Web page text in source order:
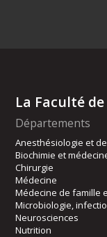
La Faculté
Départements
Anesthésiologie et
Biochimie et
Chirurgie
Médecine
Médecine de famille
Microbiologie,
Neurosciences
Nutrition